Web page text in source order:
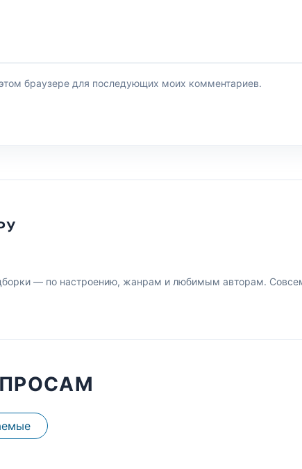
браузере для последующих моих комментариев.
— по настроению, жанрам и любимым авторам.